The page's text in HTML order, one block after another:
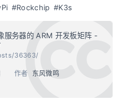
#Rockchip #K3s
服务器的 ARM 开发板矩阵 -
36363/
作者 东风微鸣